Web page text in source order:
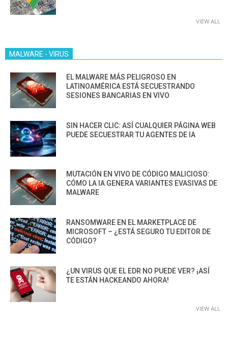
VIEW ALL
MALWARE - VIRUS
EL MALWARE MÁS PELIGROSO EN
LATINOAMÉRICA ESTÁ SECUESTRANDO
SESIONES BANCARIAS EN VIVO
SIN HACER CLIC: ASÍ CUALQUIER PÁGINA WEB
PUEDE SECUESTRAR TU AGENTES DE IA
MUTACIÓN EN VIVO DE CÓDIGO MALICIOSO:
CÓMO LA IA GENERA VARIANTES EVASIVAS DE
MALWARE
RANSOMWARE EN EL MARKETPLACE DE
MICROSOFT – ¿ESTÁ SEGURO TU EDITOR DE
CÓDIGO?
¿UN VIRUS QUE EL EDR NO PUEDE VER? ¡ASÍ
TE ESTÁN HACKEANDO AHORA!
VIEW ALL